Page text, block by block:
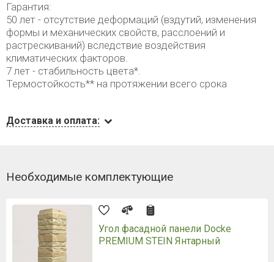
Гарантия:
50 лет - отсутствие деформаций (вздутий, изменения
формы и механических свойств, расслоений и
растрескиваний) вследствие воздействия
климатических факторов.
7 лет - стабильность цвета*.
Термостойкость** на протяжении всего срока
Доставка и оплата:
Необходимые комплектующие
Угол фасадной панели Docke
PREMIUM STEIN Янтарный